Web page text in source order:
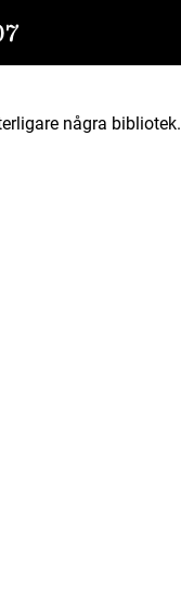
några bibliotek.